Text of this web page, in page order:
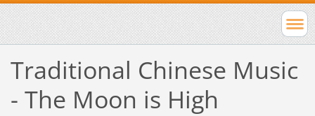
Traditional Chinese Music
- The Moon is High